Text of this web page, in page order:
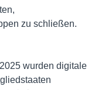
zu schließen.
wurden digitale